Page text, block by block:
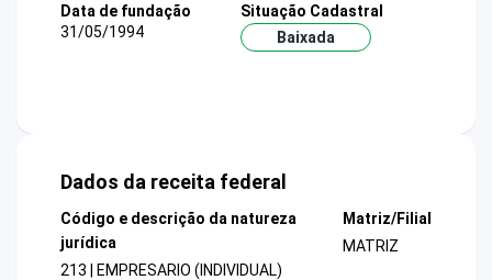
Data de fundação
31/05/1994
Situação Cadastral
Baixada
Dados da receita federal
Código e descrição da natureza
jurídica
213 | EMPRESARIO (INDIVIDUAL)
Matriz/Filial
MATRIZ